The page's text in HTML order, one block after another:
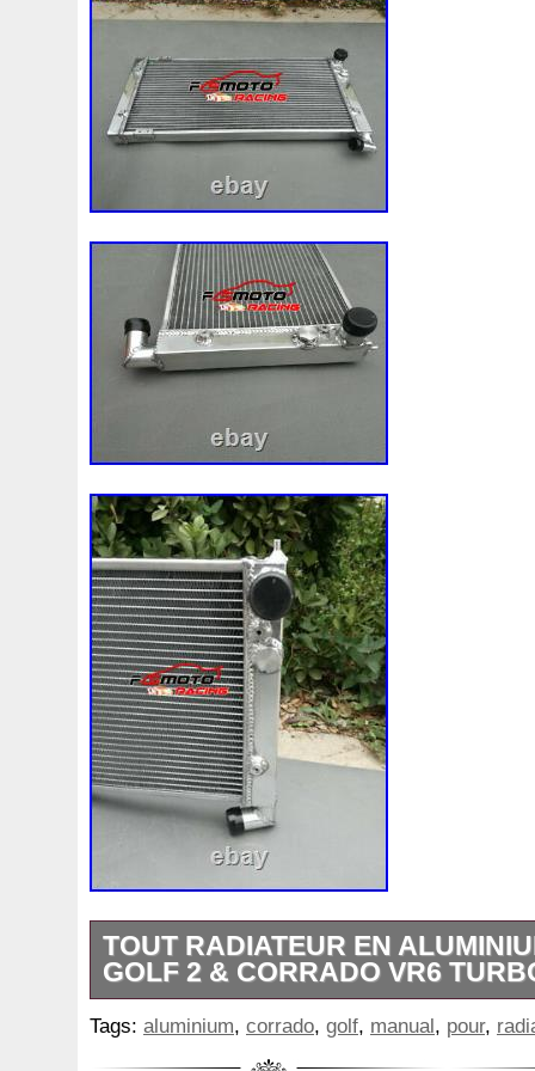
« a2zmotorspares » et est localisé dans
article peut être expédié au pays
Moteur Taille (cc): 1596
Marque: OE QUALITY
Essence Type :: Essence
Moteur Puissance (bhp): 100
Corpulence :: Break
BORDEAUX/Châssis N° pour Exact
Fixation :: Quelques Fixation
TOUT RADIATEUR EN
GOLF 2 & CORRADO VR6
Aranceles, impuestos y cargos no están
del artículo o los gastos de envío. Estas
Tags: aluminium, corrado, golf, manual, pour,